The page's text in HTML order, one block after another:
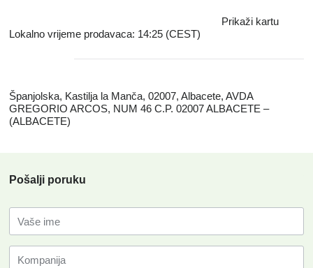
Prikaži kartu
Lokalno vrijeme prodavaca: 14:25 (CEST)
Španjolska, Kastilja la Manča, 02007, Albacete, AVDA
GREGORIO ARCOS, NUM 46 C.P. 02007 ALBACETE –
(ALBACETE)
Pošalji poruku